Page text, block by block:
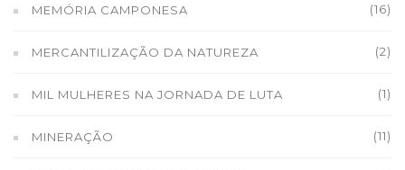
MEMÓRIA CAMPONESA (16)
MERCANTILIZAÇÃO DA NATUREZA (2)
MIL MULHERES NA JORNADA DE LUTA (1)
MINERAÇÃO (11)